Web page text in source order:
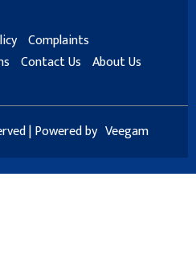
Complaints
Contact Us About Us
| Powered by Veegam